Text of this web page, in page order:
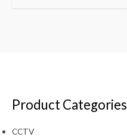
Product Categories
CCTV